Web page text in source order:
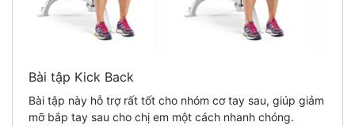
Bài tập Kick Back
Bài tập này hỗ trợ rất tốt cho nhóm cơ tay sau, giúp giảm
mỡ bắp tay sau cho chị em một cách nhanh chóng.